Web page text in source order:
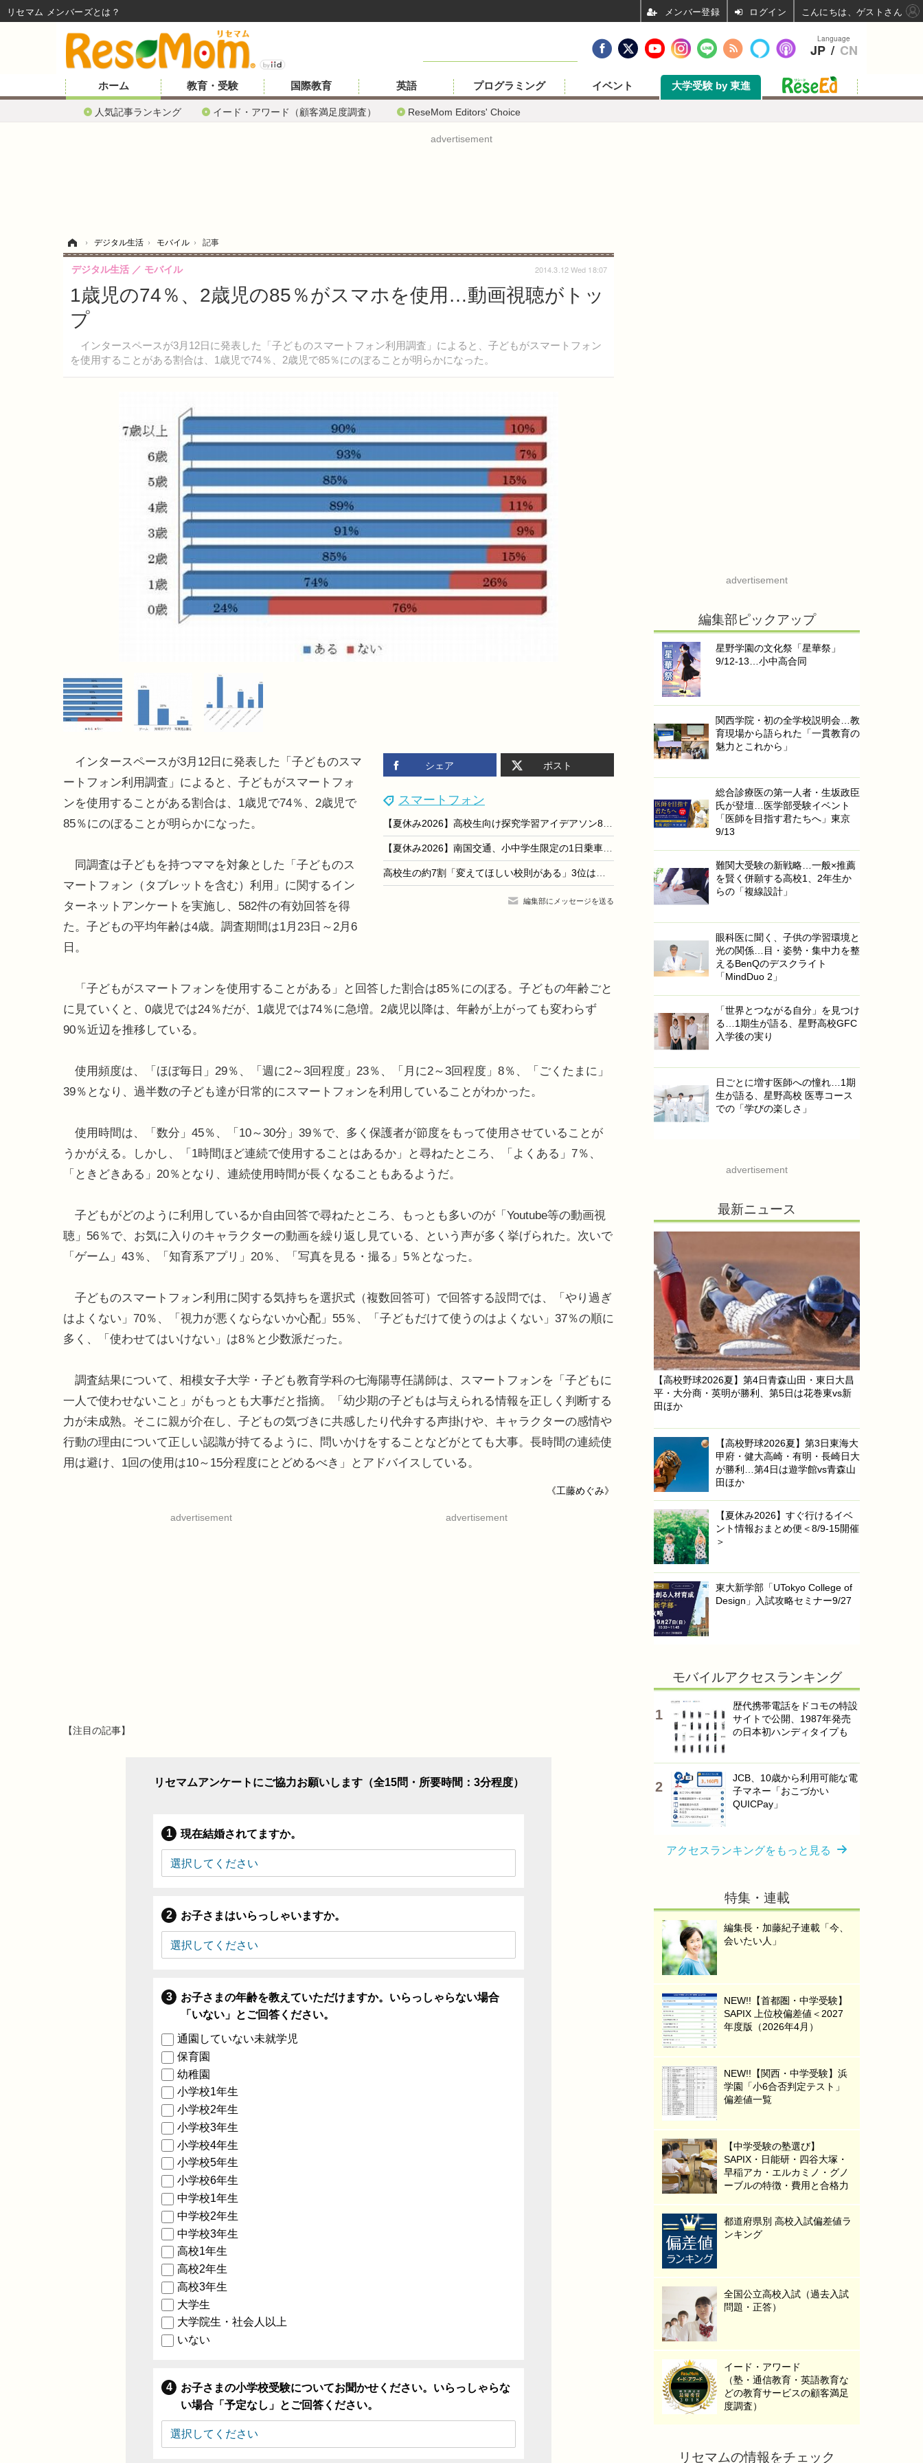
ホーム
人気記事ランキング イード・アワード（顧客満足度調査） ReseMom Editors' Choice
教育・受験 国際教育 英語 プログラミング イベント 大学受験 by 東進
advertisement
› デジタル生活 › モバイル › 記事
1歳児の74％、2歳児の85％がスマホを使用…動画視聴がトッ
プ
インタースペースが3月12日に発表した「子どものスマートフォン利用調査」によると、子どもがスマートフォン
を使用することがある割合は、1歳児で74％、2歳児で85％にのぼることが明らかになった。
デジタル生活 モバイル 2014.3.12 Wed 18:07
シェア ポスト
スマートフォン
【夏休み2026】高校生向け探究学習アイデアソン8/18から、文京学院大
【夏休み2026】南国交通、小中学生限定の1日乗車券…my routeで200円から
高校生の約7割「変えてほしい校則がある」3位はヘアスタイル、1位は？
編集部にメッセージを送る
インタースペースが3月12日に発表した「子どものスマ
ートフォン利用調査」によると、子どもがスマートフォ
ンを使用することがある割合は、1歳児で74％、2歳児で
85％にのぼることが明らかになった。
同調査は子どもを持つママを対象とした「子どものス
マートフォン（タブレットを含む）利用」に関するイン
ターネットアンケートを実施し、582件の有効回答を得
た。子どもの平均年齢は4歳。調査期間は1月23日～2月6
日。
「子どもがスマートフォンを使用することがある」と回答した割合は85％にのぼる。子どもの年齢ごと
に見ていくと、0歳児では24％だが、1歳児では74％に急増。2歳児以降は、年齢が上がっても変わらず
90％近辺を推移している。
使用頻度は、「ほぼ毎日」29％、「週に2～3回程度」23％、「月に2～3回程度」8％、「ごくたまに」
39％となり、過半数の子ども達が日常的にスマートフォンを利用していることがわかった。
使用時間は、「数分」45％、「10～30分」39％で、多く保護者が節度をもって使用させていることが
うかがえる。しかし、「1時間ほど連続で使用することはあるか」と尋ねたところ、「よくある」7％、
「ときどきある」20％となり、連続使用時間が長くなることもあるようだ。
子どもがどのように利用しているか自由回答で尋ねたところ、もっとも多いのが「Youtube等の動画視
聴」56％で、お気に入りのキャラクターの動画を繰り返し見ている、という声が多く挙げられた。次いで
「ゲーム」43％、「知育系アプリ」20％、「写真を見る・撮る」5％となった。
子どものスマートフォン利用に関する気持ちを選択式（複数回答可）で回答する設問では、「やり過ぎ
はよくない」70％、「視力が悪くならないか心配」55％、「子どもだけて使うのはよくない」37％の順に
多く、「使わせてはいけない」は8％と少数派だった。
調査結果について、相模女子大学・子ども教育学科の七海陽専任講師は、スマートフォンを「子どもに
一人で使わせないこと」がもっとも大事だと指摘。「幼少期の子どもは与えられる情報を正しく判断する
力が未成熟。そこに親が介在し、子どもの気づきに共感したり代弁する声掛けや、キャラクターの感情や
行動の理由について正しい認識が持てるように、問いかけをすることなどがとても大事。長時間の連続使
用は避け、1回の使用は10～15分程度にとどめるべき」とアドバイスしている。
《工藤めぐみ》
advertisement advertisement
【注目の記事】
リセマムアンケートにご協力お願いします（全15問・所要時間：3分程度）
現在結婚されてますか。
お子さまはいらっしゃいますか。
お子さまの年齢を教えていただけますか。いらっしゃらない場合
「いない」とご回答ください。
通園していない未就学児
保育園
幼稚園
小学校1年生
小学校2年生
小学校3年生
小学校4年生
小学校5年生
小学校6年生
中学校1年生
中学校2年生
中学校3年生
高校1年生
高校2年生
高校3年生
大学生
大学院生・社会人以上
いない
お子さまの小学校受験についてお聞かせください。いらっしゃらな
い場合「予定なし」とご回答ください。
advertisement
編集部ピックアップ
星野学園の文化祭「星華祭」
9/12-13…小中高合同
関西学院・初の全学校説明会…教
育現場から語られた「一貫教育の
魅力とこれから」
総合診療医の第一人者・生坂政臣
氏が登壇…医学部受験イベント
「医師を目指す君たちへ」東京
9/13
難関大受験の新戦略…一般×推薦
を賢く併願する高校1、2年生か
らの「複線設計」
眼科医に聞く、子供の学習環境と
光の関係…目・姿勢・集中力を整
えるBenQのデスクライト
「MindDuo 2」
「世界とつながる自分」を見つけ
る…1期生が語る、星野高校GFC
入学後の実り
日ごとに増す医師への憧れ…1期
生が語る、星野高校 医専コース
での「学びの楽しさ」
advertisement
最新ニュース
【高校野球2026夏】第4日青森山田・東日大昌
平・大分商・英明が勝利、第5日は花巻東vs新
田ほか
【高校野球2026夏】第3日東海大
甲府・健大高崎・有明・長崎日大
が勝利…第4日は遊学館vs青森山
田ほか
【夏休み2026】すぐ行けるイベ
ント情報おまとめ便＜8/9-15開催
＞
東大新学部「UTokyo College of
Design」入試攻略セミナー9/27
モバイルアクセスランキング
歴代携帯電話をドコモの特設
サイトで公開、1987年発売
の日本初ハンディタイプも
JCB、10歳から利用可能な電
子マネー「おこづかい
QUICPay」
アクセスランキングをもっと見る
特集・連載
編集長・加藤紀子連載「今、
会いたい人」
NEW!!【首都圏・中学受験】
SAPIX 上位校偏差値＜2027
年度版（2026年4月）
NEW!!【関西・中学受験】浜
学園「小6合否判定テスト」
偏差値一覧
【中学受験の塾選び】
SAPIX・日能研・四谷大塚・
早稲アカ・エルカミノ・グノ
ーブルの特徴・費用と合格力
都道府県別 高校入試偏差値ラ
ンキング
全国公立高校入試（過去入試
問題・正答）
イード・アワード
（塾・通信教育・英語教育な
どの教育サービスの顧客満足
度調査）
リセマムの情報をチェック
Language
JP / CN
リセマム メンバーズ ログイン こんにちは、ゲストさん